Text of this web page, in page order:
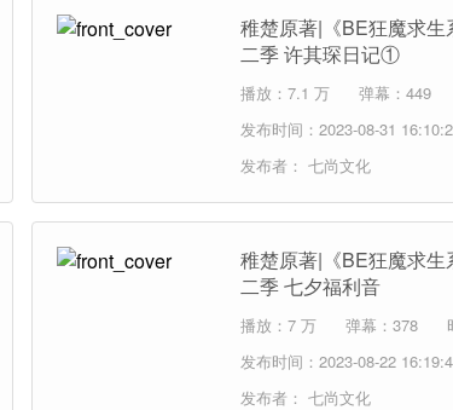
稚楚原著|《BE狂魔求生
二季 许其琛日记①
播放：7.1 万 弹幕：449
发布时间：2023-08-31
发布者： 七尚文化
稚楚原著|《BE狂魔求生
二季 七夕福利音
播放：7 万 弹幕：378
发布时间：2023-08-22
发布者： 七尚文化